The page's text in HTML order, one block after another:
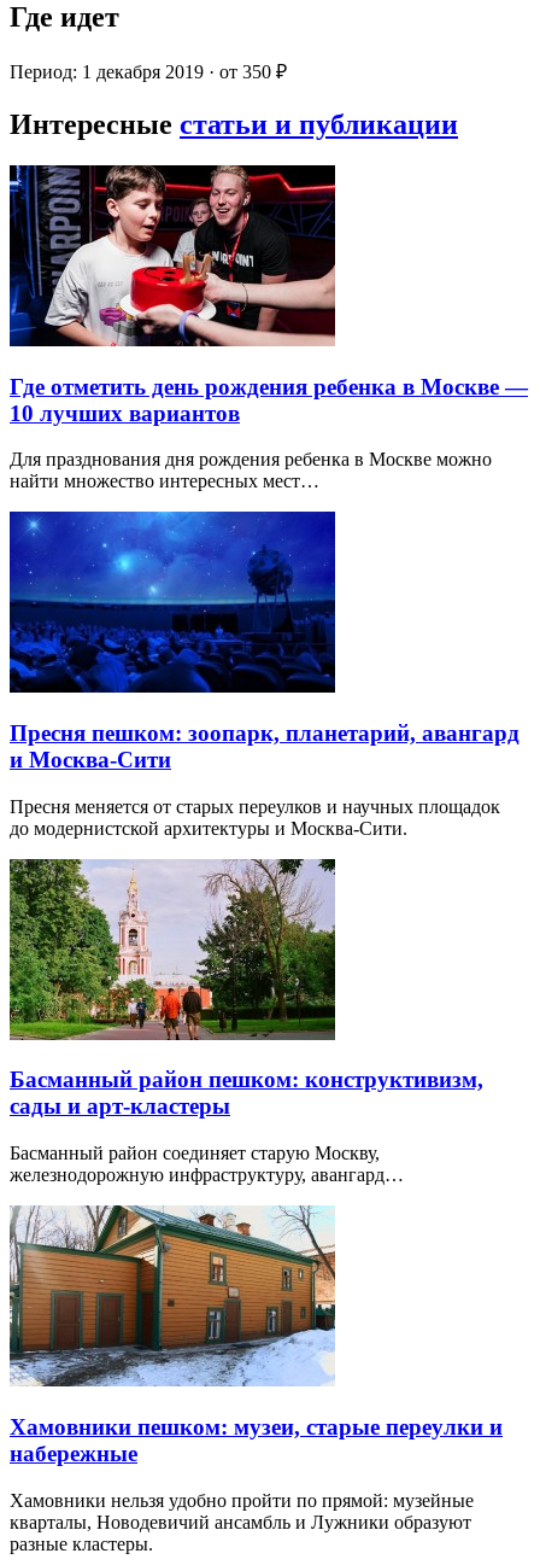
Где идет
Период: 1 декабря 2019 · от 350 ₽
Интересные статьи и публикации
Где отметить день рождения ребенка в Москве —
10 лучших вариантов
Для празднования дня рождения ребенка в Москве можно
найти множество интересных мест…
Пресня пешком: зоопарк, планетарий, авангард
и Москва-Сити
Пресня меняется от старых переулков и научных площадок
до модернистской архитектуры и Москва-Сити.
Басманный район пешком: конструктивизм,
сады и арт-кластеры
Басманный район соединяет старую Москву,
железнодорожную инфраструктуру, авангард…
Хамовники пешком: музеи, старые переулки и
набережные
Хамовники нельзя удобно пройти по прямой: музейные
кварталы, Новодевичий ансамбль и Лужники образуют
разные кластеры.